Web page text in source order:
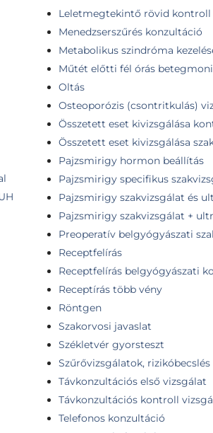
Leletmegtekintő rövid kontroll
Menedzserszűrés konzultáció
Metabolikus szindróma
Műtét előtti fél órás
Oltás
Osteoporózis (csontritkulás)
Összetett eset kivizsgálása
Összetett eset kivizsgálása
Pajzsmirigy hormon beállítás
Pajzsmirigy specifikus
Pajzsmirigy szakvizsgálat és
Pajzsmirigy szakvizsgálat +
Preoperatív belgyógyászati
Receptfelírás
Receptfelírás belgyógyászati
Receptírás több vény
Röntgen
Szakorvosi javaslat
Székletvér gyorsteszt
Szűrővizsgálatok, rizikóbecslés
Távkonzultációs első vizsgálat
Távkonzultációs kontroll
Telefonos konzultáció